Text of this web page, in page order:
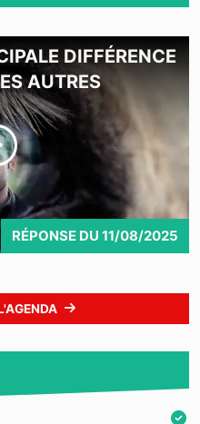
DIFFÉRENCE
AUTRES
RÉPONSE DU 11/08/2025